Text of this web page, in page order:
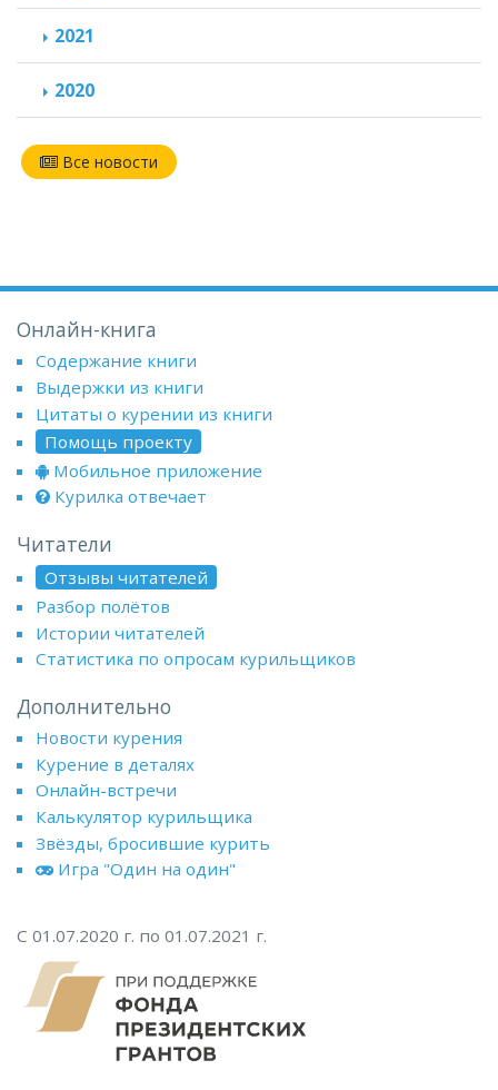
2021
2020
Все новости
Онлайн-книга
Содержание книги
Выдержки из книги
Цитаты о курении из книги
Помощь проекту
Мобильное приложение
Курилка отвечает
Читатели
Отзывы читателей
Разбор полётов
Истории читателей
Статистика по опросам курильщиков
Дополнительно
Новости курения
Курение в деталях
Онлайн-встречи
Калькулятор курильщика
Звёзды, бросившие курить
Игра "Один на один"
С 01.07.2020 г. по 01.07.2021 г.